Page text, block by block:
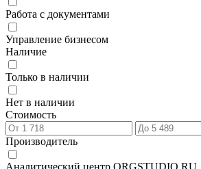
Работа с документами
Управление бизнесом
Наличие
Только в наличии
Нет в наличии
Стоимость
Производитель
Аналитический центр ORGSTUDIO.RU